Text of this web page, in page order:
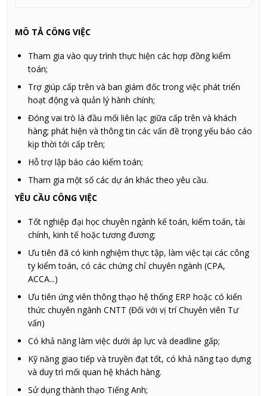
MÔ TẢ CÔNG VIỆC
Tham gia vào quy trình thực hiện các hợp đồng kiểm
toán;
Trợ giúp cấp trên và ban giám đốc trong việc phát triển
hoạt động và quản lý hành chính;
Đóng vai trò là đầu mối liên lạc giữa cấp trên và khách
hàng; phát hiện và thông tin các vấn đề trọng yếu báo cáo
kịp thời tới cấp trên;
Hỗ trợ lập báo cáo kiểm toán;
Tham gia một số các dự án khác theo yêu cầu.
YÊU CẦU CÔNG VIỆC
Tốt nghiệp đại học chuyên ngành kế toán, kiểm toán, tài
chính, kinh tế hoặc tương đương;
Ưu tiên đã có kinh nghiệm thực tập, làm việc tại các công
ty kiểm toán, có các chứng chỉ chuyên ngành (CPA,
ACCA...)
Ưu tiên ứng viên thông thạo hệ thống ERP hoặc có kiến
thức chuyên ngành CNTT (Đối với vị trí Chuyên viên Tư
vấn)
Có khả năng làm việc dưới áp lực và deadline gấp;
Kỹ năng giao tiếp và truyền đạt tốt, có khả năng tạo dựng
và duy trì mối quan hệ khách hàng.
Sử dụng thành thạo Tiếng Anh;